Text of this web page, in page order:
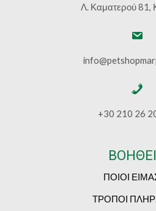
Λ. Καματερού 81,
+30 210 26
ΠΟΙΟΙ
ΤΡΟΠΟΙ